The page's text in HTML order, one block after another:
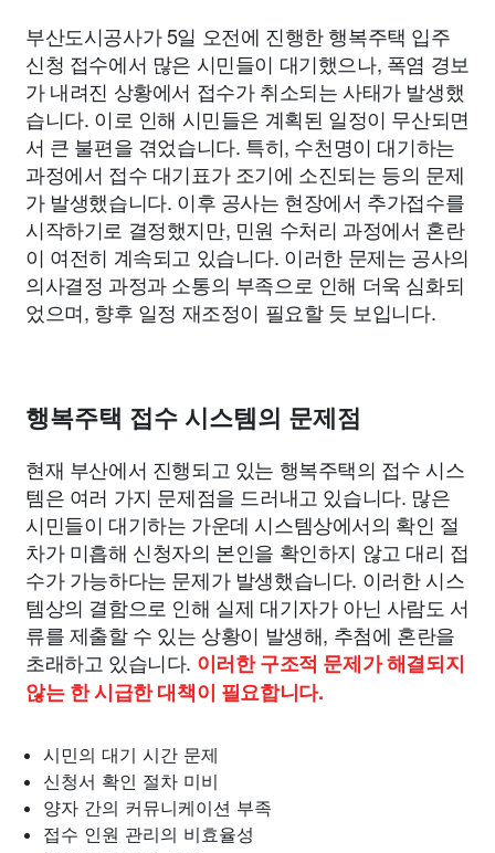
부산도시공사가 5일 오전에 진행한 행복주택 입주
신청 접수에서 많은 시민들이 대기했으나, 폭염 경보
가 내려진 상황에서 접수가 취소되는 사태가 발생했
습니다. 이로 인해 시민들은 계획된 일정이 무산되면
서 큰 불편을 겪었습니다. 특히, 수천명이 대기하는
과정에서 접수 대기표가 조기에 소진되는 등의 문제
가 발생했습니다. 이후 공사는 현장에서 추가접수를
시작하기로 결정했지만, 민원 수처리 과정에서 혼란
이 여전히 계속되고 있습니다. 이러한 문제는 공사의
의사결정 과정과 소통의 부족으로 인해 더욱 심화되
었으며, 향후 일정 재조정이 필요할 듯 보입니다.
행복주택 접수 시스템의 문제점
현재 부산에서 진행되고 있는 행복주택의 접수 시스
템은 여러 가지 문제점을 드러내고 있습니다. 많은
시민들이 대기하는 가운데 시스템상에서의 확인 절
차가 미흡해 신청자의 본인을 확인하지 않고 대리 접
수가 가능하다는 문제가 발생했습니다. 이러한 시스
템상의 결함으로 인해 실제 대기자가 아닌 사람도 서
류를 제출할 수 있는 상황이 발생해, 추첨에 혼란을
초래하고 있습니다. 이러한 구조적 문제가 해결되지
않는 한 시급한 대책이 필요합니다.
시민의 대기 시간 문제
신청서 확인 절차 미비
양자 간의 커뮤니케이션 부족
접수 인원 관리의 비효율성